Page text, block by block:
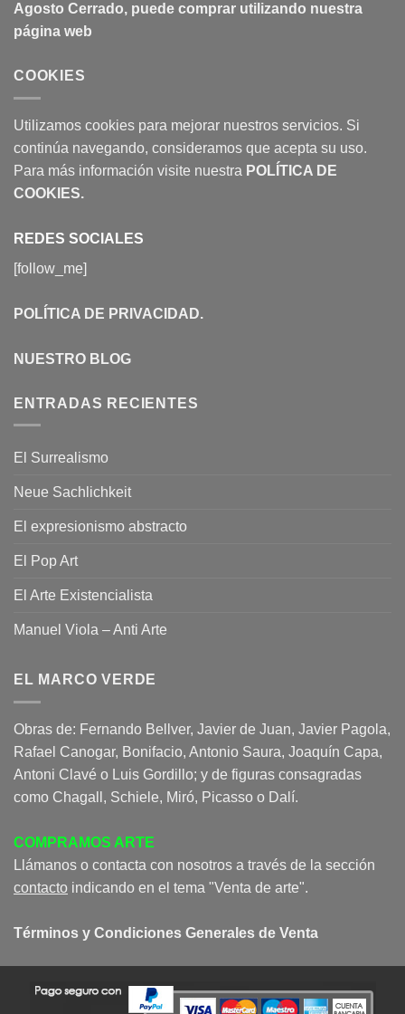
Agosto Cerrado, puede comprar utilizando nuestra
página web
COOKIES
Utilizamos cookies para mejorar nuestros servicios. Si
continúa navegando, consideramos que acepta su uso.
Para más información visite nuestra POLÍTICA DE
COOKIES.
REDES SOCIALES
[follow_me]
POLÍTICA DE PRIVACIDAD.
NUESTRO BLOG
ENTRADAS RECIENTES
El Surrealismo
Neue Sachlichkeit
El expresionismo abstracto
El Pop Art
El Arte Existencialista
Manuel Viola – Anti Arte
EL MARCO VERDE
Obras de: Fernando Bellver, Javier de Juan, Javier Pagola,
Rafael Canogar, Bonifacio, Antonio Saura, Joaquín Capa,
Antoni Clavé o Luis Gordillo; y de figuras consagradas
como Chagall, Schiele, Miró, Picasso o Dalí.
COMPRAMOS ARTE
Llámanos o contacta con nosotros a través de la sección
contacto indicando en el tema "Venta de arte".
Términos y Condiciones Generales de Venta